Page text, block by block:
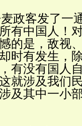
政客发了一
有中国人！
的是，敌视
时有发生，
有没有国人
就涉及我们
及其中一小